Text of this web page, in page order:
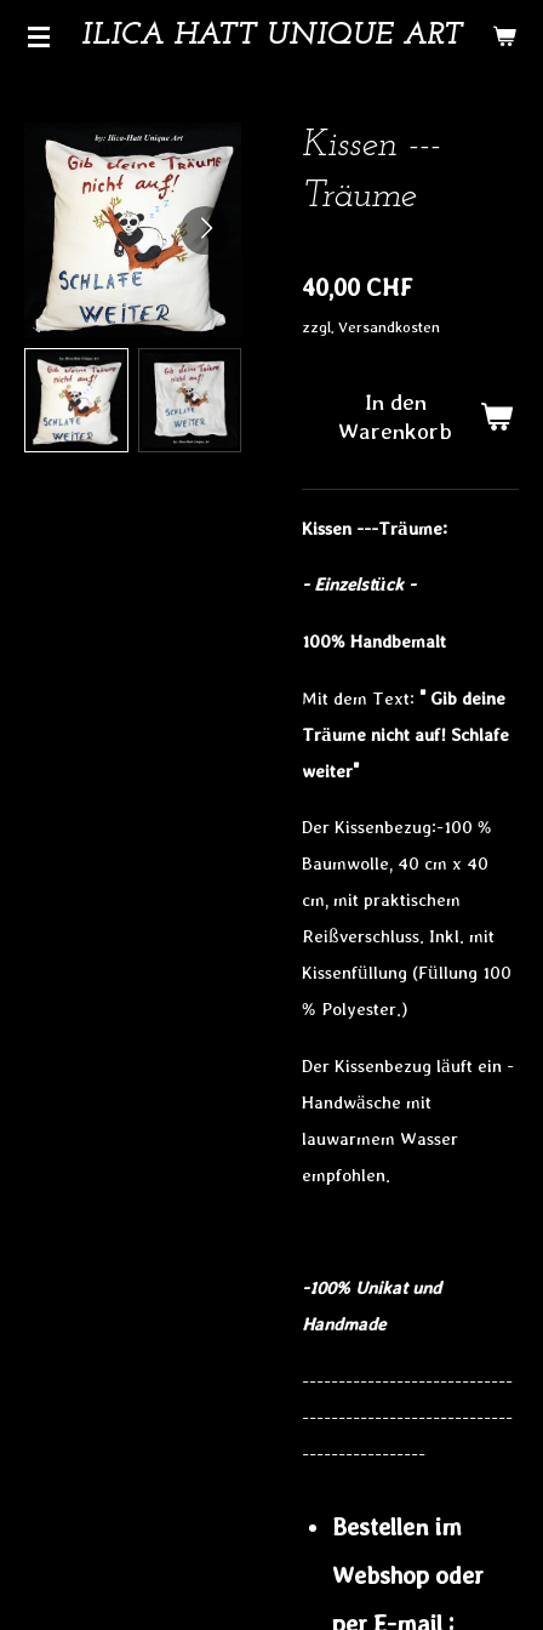
Zum
ILICA HATT UNIQUE ART
Kissen ---
Träume
40,00 CHF
zzgl. Versandkosten
In den
Warenkorb
Kissen ---Träume:
- Einzelstück -
100% Handbemalt
Mit dem Text: " Gib deine
Träume nicht auf! Schlafe
weiter"
Der Kissenbezug:-100 %
Baumwolle, 40 cm x 40
cm, mit praktischem
Reißverschluss. Inkl. mit
Kissenfüllung (Füllung 100
% Polyester.)
Der Kissenbezug läuft ein -
Handwäsche mit
lauwarmem Wasser
empfohlen.
-100% Unikat und
Handmade
-----------------------------
-----------------------------
-----------------
Bestellen im
Webshop oder
per E-mail :